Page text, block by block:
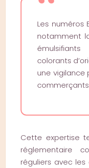
Les numéros
notamment
colorants
une vigilance
Cette expertise
réglementaire
réguliers avec les